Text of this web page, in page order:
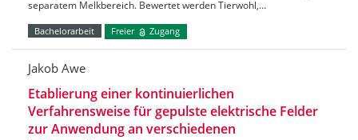
separatem Melkbereich. Bewertet werden Tierwohl,…
Bachelorarbeit Freier Zugang
Jakob Awe
Etablierung einer kontinuierlichen
Verfahrensweise für gepulste elektrische Felder
zur Anwendung an verschiedenen